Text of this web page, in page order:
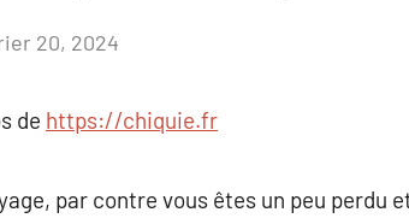
20, 2024
de https://chiquie.fr
par contre vous êtes un peu perdu